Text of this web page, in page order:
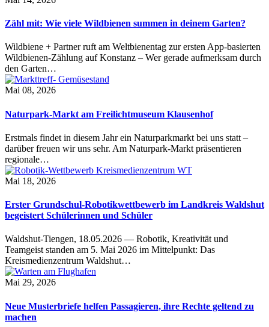
Zähl mit: Wie viele Wildbienen summen in deinem Garten?
Wildbiene + Partner ruft am Weltbienentag zur ersten App-basierten
Wildbienen-Zählung auf Konstanz – Wer gerade aufmerksam durch
den Garten…
Mai 08, 2026
Naturpark-Markt am Freilichtmuseum Klausenhof
Erstmals findet in diesem Jahr ein Naturparkmarkt bei uns statt –
darüber freuen wir uns sehr. Am Naturpark-Markt präsentieren
regionale…
Mai 18, 2026
Erster Grundschul-Robotikwettbewerb im Landkreis Waldshut
begeistert Schülerinnen und Schüler
Waldshut-Tiengen, 18.05.2026 — Robotik, Kreativität und
Teamgeist standen am 5. Mai 2026 im Mittelpunkt: Das
Kreismedienzentrum Waldshut…
Mai 29, 2026
Neue Musterbriefe helfen Passagieren, ihre Rechte geltend zu
machen